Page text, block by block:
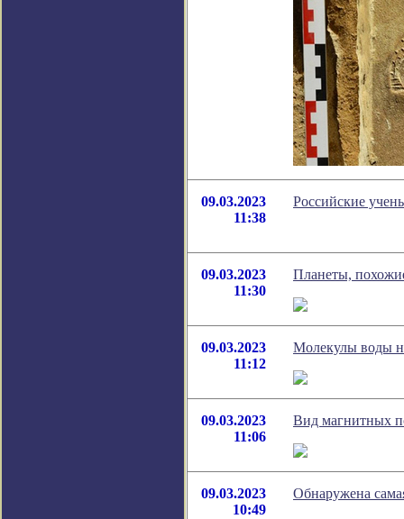
09.03.2023
11:38
Российские
09.03.2023
11:30
Планеты,
09.03.2023
11:12
Молекулы воды
09.03.2023
11:06
Вид магнитных
09.03.2023
10:49
Обнаружена